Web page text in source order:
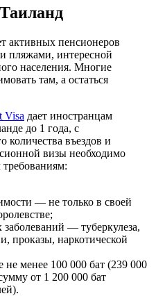
активных пенсионеров
пляжами, интересной
населения. Многие
там, а остаться
Visa дает иностранцам
до 1 года, с
количества въездов и
визы необходимо
требованиям:
— не только в своей
заболеваний — туберкулеза,
проказы, наркотической
не менее 100 000 бат (239 000
от 1 200 000 бат